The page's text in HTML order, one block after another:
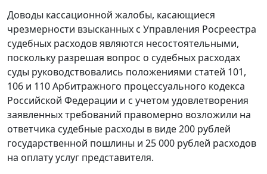
Доводы кассационной жалобы, касающиеся
чрезмерности взысканных с Управления Росреестра
судебных расходов являются несостоятельными,
поскольку разрешая вопрос о судебных расходах
суды руководствовались положениями статей 101,
106 и 110Арбитражного процессуального кодекса
Российской Федерации и с учетом удовлетворения
заявленных требований правомерно возложили на
ответчика судебные расходы в виде 200 рублей
государственной пошлины и 25 000 рублей расходов
на оплату услуг представителя.